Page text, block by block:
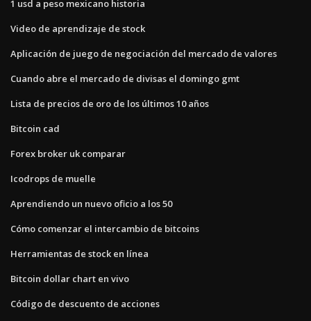
1 usd a peso mexicano historia
Video de aprendizaje de stock
Aplicación de juego de negociación del mercado de valores
Cuando abre el mercado de divisas el domingo gmt
Lista de precios de oro de los últimos 10 años
Bitcoin cad
Forex broker uk comparar
Icodrops de muelle
Aprendiendo un nuevo oficio a los 50
Cómo comenzar el intercambio de bitcoins
Herramientas de stock en línea
Bitcoin dollar chart en vivo
Código de descuento de acciones